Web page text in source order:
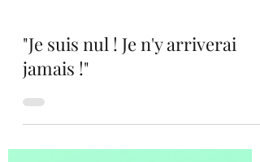
"Je suis nul ! Je n'y arriverai
jamais !"